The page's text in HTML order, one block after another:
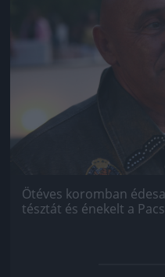
Ötéves koromban
tésztát és énekelt a